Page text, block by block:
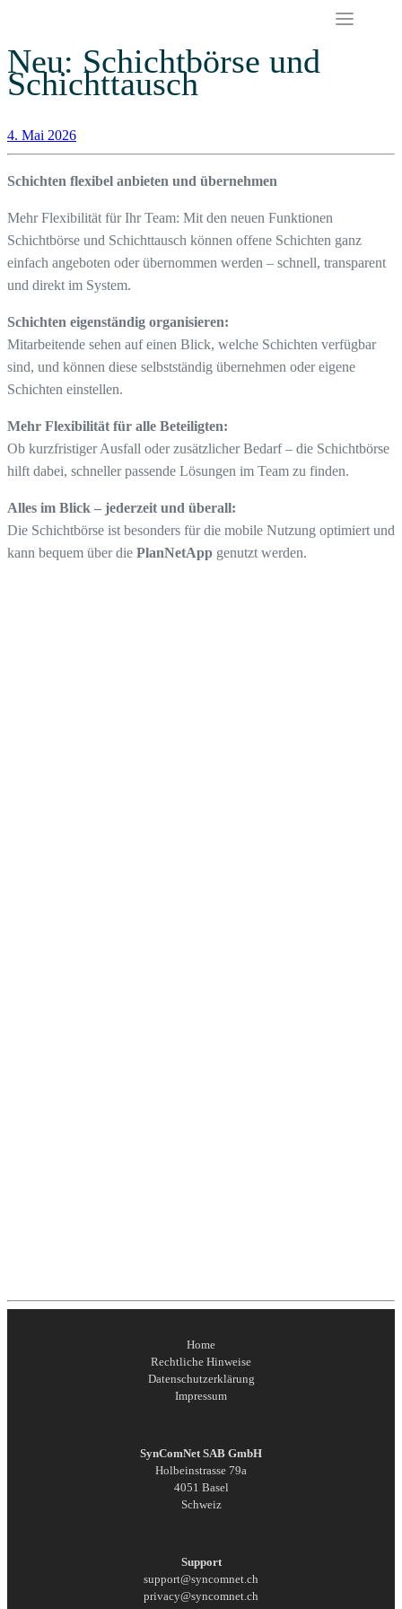
Skip
to
Neu: Schichtbörse und
Schichttausch
4. Mai 2026
Schichten flexibel anbieten und übernehmen
Mehr Flexibilität für Ihr Team: Mit den neuen Funktionen
Schichtbörse und Schichttausch können offene Schichten ganz
einfach angeboten oder übernommen werden – schnell, transparent
und direkt im System.
Schichten eigenständig organisieren:
Mitarbeitende sehen auf einen Blick, welche Schichten verfügbar
sind, und können diese selbstständig übernehmen oder eigene
Schichten einstellen.
Mehr Flexibilität für alle Beteiligten:
Ob kurzfristiger Ausfall oder zusätzlicher Bedarf – die Schichtbörse
hilft dabei, schneller passende Lösungen im Team zu finden.
Alles im Blick – jederzeit und überall:
Die Schichtbörse ist besonders für die mobile Nutzung optimiert und
kann bequem über die PlanNetApp genutzt werden.
Home
Rechtliche Hinweise
Datenschutzerklärung
Impressum
SynComNet SAB GmbH
Holbeinstrasse 79a
4051 Basel
Schweiz
Support
support@syncomnet.ch
privacy@syncomnet.ch